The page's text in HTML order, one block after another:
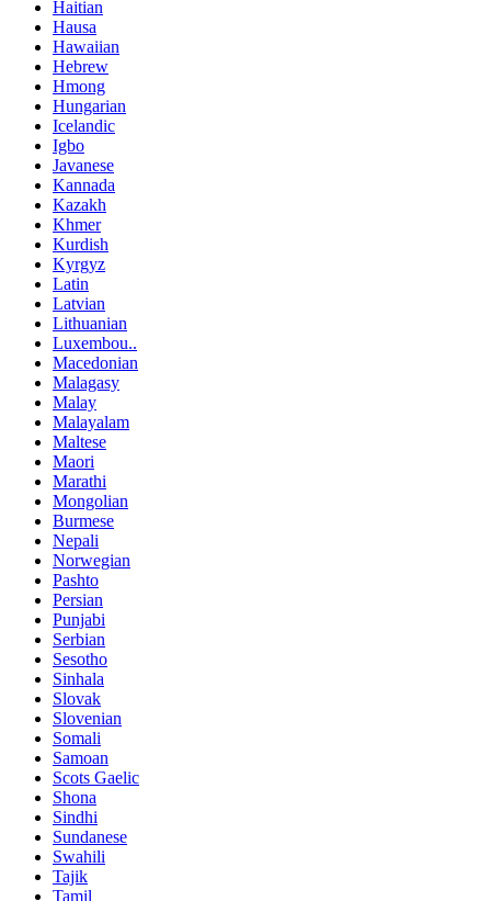
Haitian
Hausa
Hawaiian
Hebrew
Hmong
Hungarian
Icelandic
Igbo
Javanese
Kannada
Kazakh
Khmer
Kurdish
Kyrgyz
Latin
Latvian
Lithuanian
Luxembou..
Macedonian
Malagasy
Malay
Malayalam
Maltese
Maori
Marathi
Mongolian
Burmese
Nepali
Norwegian
Pashto
Persian
Punjabi
Serbian
Sesotho
Sinhala
Slovak
Slovenian
Somali
Samoan
Scots Gaelic
Shona
Sindhi
Sundanese
Swahili
Tajik
Tamil